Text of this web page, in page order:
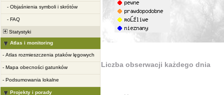
- Objaśnienia symboli i skrótów
- FAQ
Statystyki
Atlas i monitoring
- Atlas rozmieszczenia ptaków lęgowych
- Mapa obecności gatunków
- Podsumowania lokalne
Projekty i porady
Liczba obserwacji każdego dnia